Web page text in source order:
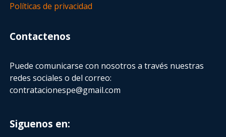
Políticas de privacidad
Contactenos
Puede comunicarse con nosotros a través nuestras
redes sociales o del correo:
contratacionespe@gmail.com
Siguenos en: